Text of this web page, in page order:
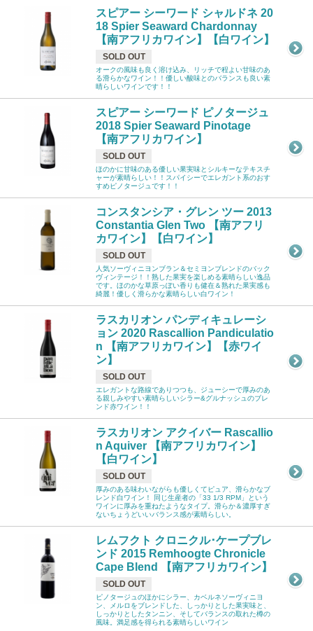
スピアー シーワード シャルドネ 20
18 Spier Seaward Chardonnay
【南アフリカワイン】【白ワイン】
SOLD OUT
オークの風味も良く溶け込み、リッチで程よい甘味のあ
る滑らかなワイン！！優しい酸味とのバランスも良い素
晴らしいワインです！！
スピアー シーワード ピノタージュ
2018 Spier Seaward Pinotage
【南アフリカワイン】
SOLD OUT
ほのかに甘味のある優しい果実味とシルキーなテキスチ
ャーが素晴らしい！！スパイシーでエレガント系のおす
すめピノタージュです！！
コンスタンシア・グレン ツー 2013
Constantia Glen Two 【南アフリ
カワイン】【白ワイン】
SOLD OUT
人気ソーヴィニヨンブラン＆セミヨンブレンドのバック
ヴィンテージ！！熟した果実を楽しめる素晴らしい逸品
です。ほのかな草原っぽい香りも健在＆熟れた果実感も
綺麗！優しく滑らかな素晴らしい白ワイン！
ラスカリオン パンディキュレーシ
ョン 2020 Rascallion Pandiculatio
n 【南アフリカワイン】【赤ワイ
ン】
SOLD OUT
エレガントな路線でありつつも、ジューシーで厚みのあ
る親しみやすい素晴らしいシラー&グルナッシュのブレ
ンド赤ワイン！！
ラスカリオン アクイバー Rascallio
n Aquiver 【南アフリカワイン】
【白ワイン】
SOLD OUT
厚みのある味わいながらも優しくてピュア、滑らかなブ
レンド白ワイン！ 同じ生産者の「33 1/3 RPM」という
ワインに厚みを重ねたようなタイプ。滑らか＆濃厚すぎ
ないちょうどいいバランス感が素晴らしい。
レムフクト クロニクル･ケープブレ
ンド 2015 Remhoogte Chronicle
Cape Blend 【南アフリカワイン】
SOLD OUT
ピノタージュのほかにシラー、カベルネソーヴィニヨ
ン、メルロをブレンドした、しっかりとした果実味と、
しっかりとしたタンニン、そしてバランスの取れた樽の
風味。満足感を得られる素晴らしいワイン